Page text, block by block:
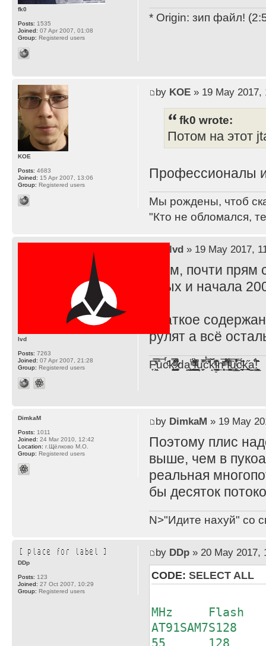
* Origin: зип файл!
fk0
Posts: 1535
Joined: 07 Apr 2007, 01:08
Group: Registered users
by KOE» 19 May 2017,
fk0 wrote:
Потом на этот
Профессионалы
Мы рождены, чтоб
"Кто не обломался,
KOE
Posts: 4683
Joined: 15 Apr 2007, 13:06
Group: Registered users
lvd» 19 May 2017,
Ммм, почти прям
90ых и начала
Краткое
рулят а всё
F̞͖̭̿̔ͯu̐̅cͬ̑ͩk̨̤̳͇̮̭̪̠̽̿̓̆ͭͩ ̷̩̰͎̩͓̘̾̀ͬ̊ͭ͛ͅda̝̺͙̬͎̝̾͟ ̰̜̝̯͉̯̖̓̎́ͨ̽ͫ͟f̟͇̭̀ͬͨͭ̐̚u̹̼̹̗̞͑̔͂͐̚cͭ̅̊̆̒̆ǩ̝̩̯́ͥ̔̍̑ḭ͓͍̳̬ͦ̽͂n͍͎͈̈̅ͩͬ ̊ͫ̂̾̑̈́f̲͚͉͓͗̋́ͧͦ̅ȗ͇̲̻͈̲̅̎͗͒ͭ͡c̬̟̠̹̯̈́ͩ͘ͅk̫̠̻̋͜a̲͒̾̇!͙͕̺͉̗̩̲̂̏̄̀
lvd
Posts: 7263
Joined: 07 Apr 2007, 21:28
Group: Registered users
by DimkaM » 19 May
Поэтому плис
выше, чем в
реальная
бы десяток
N>"Идите нахуй" со
DimkaM
Posts: 1011
Joined: 24 Mar 2010, 12:42
Location: г.Щёлково М.О.
Group: Registered users
by DDp» 20 May 2017,
CODE: SELECT ALL
MHz Flash
DDp
Posts: 123
Joined: 27 Oct 2007, 10:29
Group: Registered users